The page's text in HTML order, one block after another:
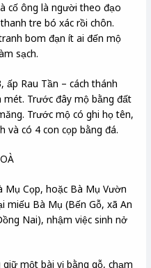
cố ông là người theo đạo
tre bó xác rồi chôn.
bom đạn ít ai đến mộ
sạch.
ấp Rau Tần – cách thánh
Trước đây mộ bằng đất
Trước mộ có ghi họ tên,
và có 4 con cọp bằng đá.
Mụ Cọp, hoặc Bà Mụ Vườn
Bà Mụ (Bến Gỗ, xã An
Nai​), nhậm việc sinh nở
một bài vị bằng gỗ, chạm